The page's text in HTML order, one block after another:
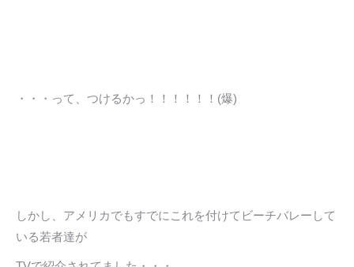
・・・って、つけるかっ！！！！！！(爆)
しかし、アメリカでもすでにこれを付けてビーチバレーして
いる若者達が